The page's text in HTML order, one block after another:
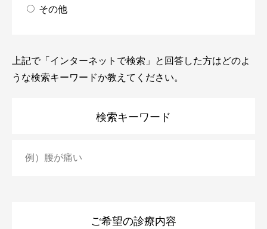
その他
上記で「インターネットで検索」と回答した方はどのよ
うな検索キーワードか教えてください。
検索キーワード
ご希望の診療内容